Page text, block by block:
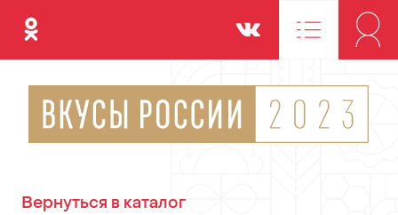
Одноклассники Вконтакте
Вернуться в каталог